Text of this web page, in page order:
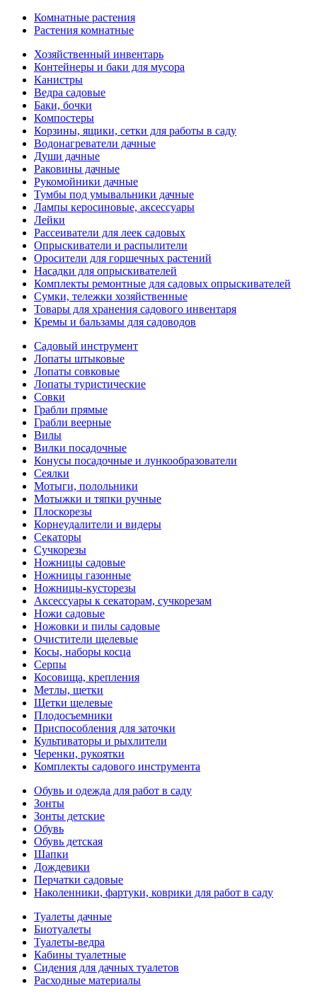
Комнатные растения
Растения комнатные
Хозяйственный инвентарь
Контейнеры и баки для мусора
Канистры
Ведра садовые
Баки, бочки
Компостеры
Корзины, ящики, сетки для работы в саду
Водонагреватели дачные
Души дачные
Раковины дачные
Рукомойники дачные
Тумбы под умывальники дачные
Лампы керосиновые, аксессуары
Лейки
Рассеиватели для леек садовых
Опрыскиватели и распылители
Оросители для горшечных растений
Насадки для опрыскивателей
Комплекты ремонтные для садовых опрыскивателей
Сумки, тележки хозяйственные
Товары для хранения садового инвентаря
Кремы и бальзамы для садоводов
Садовый инструмент
Лопаты штыковые
Лопаты совковые
Лопаты туристические
Совки
Грабли прямые
Грабли веерные
Вилы
Вилки посадочные
Конусы посадочные и лункообразователи
Сеялки
Мотыги, полольники
Мотыжки и тяпки ручные
Плоскорезы
Корнеудалители и видеры
Секаторы
Сучкорезы
Ножницы садовые
Ножницы газонные
Ножницы-кусторезы
Аксессуары к секаторам, сучкорезам
Ножи садовые
Ножовки и пилы садовые
Очистители щелевые
Косы, наборы косца
Серпы
Косовища, крепления
Метлы, щетки
Щетки щелевые
Плодосъемники
Приспособления для заточки
Культиваторы и рыхлители
Черенки, рукоятки
Комплекты садового инструмента
Обувь и одежда для работ в саду
Зонты
Зонты детские
Обувь
Обувь детская
Шапки
Дождевики
Перчатки садовые
Наколенники, фартуки, коврики для работ в саду
Туалеты дачные
Биотуалеты
Туалеты-ведра
Кабины туалетные
Сидения для дачных туалетов
Расходные материалы